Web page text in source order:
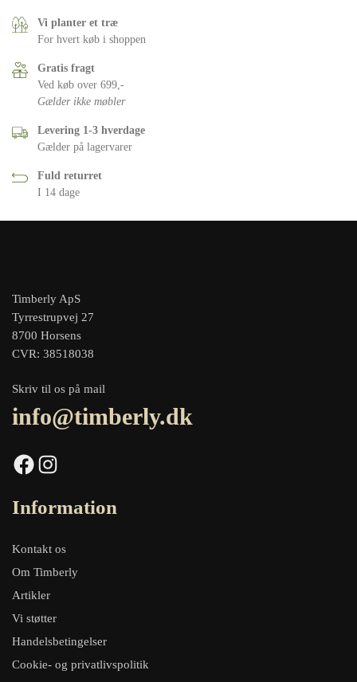
Vi planter et træ
For hvert køb i shoppen
Gratis fragt
Ved køb over 699,-
Gælder ikke møbler
Levering 1-3 hverdage
Gælder på lagervarer
Fuld returret
I 14 dage
Timberly ApS
Tyrrestrupvej 27
8700 Horsens
CVR: 38518038
Skriv til os på mail
info@timberly.dk
Facebook Instagram
Information
Kontakt os
Om Timberly
Artikler
Vi støtter
Handelsbetingelser
Cookie- og privatlivspolitik